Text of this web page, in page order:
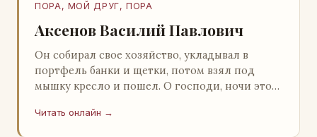
ПОРА, МОЙ ДРУГ, ПОРА
Аксенов Василий Павлович
Он собирал свое хозяйство, укладывал в
портфель банки и щетки, потом взял под
мышку кресло и пошел. О господи, ночи этой
заставлял…
Читать онлайн →